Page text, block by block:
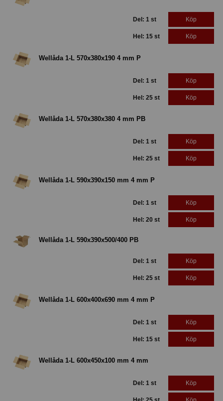
Del: 1 st Köp
Hel: 15 st Köp
Wellåda 1-L 570x380x190 4 mm P
Del: 1 st Köp
Hel: 25 st Köp
Wellåda 1-L 570x380x380 4 mm PB
Del: 1 st Köp
Hel: 25 st Köp
Wellåda 1-L 590x390x150 mm 4 mm P
Del: 1 st Köp
Hel: 20 st Köp
Wellåda 1-L 590x390x500/400 PB
Del: 1 st Köp
Hel: 25 st Köp
Wellåda 1-L 600x400x690 mm 4 mm P
Del: 1 st Köp
Hel: 15 st Köp
Wellåda 1-L 600x450x100 mm 4 mm
Del: 1 st Köp